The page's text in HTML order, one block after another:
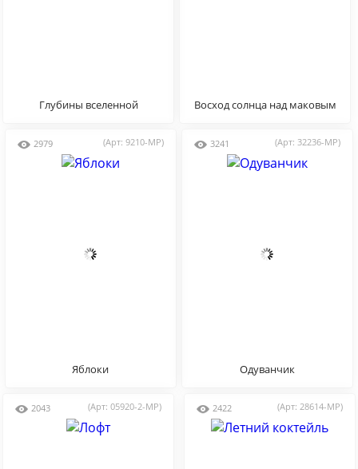
Глубины вселенной
Восход солнца над маковым
2979 (Арт: 9210-MP)
Яблоки
3241 (Арт: 32236-MP)
Одуванчик
2043 (Арт: 05920-2-MP) 2422 (Арт: 28614-MP)